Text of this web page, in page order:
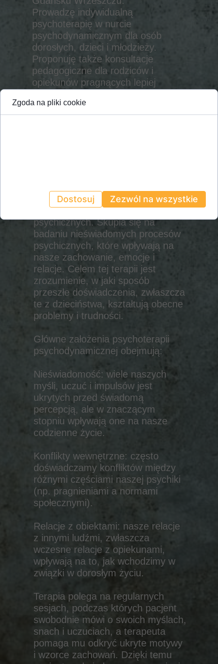
Freuda teorii ludzkiej psychiki i
metody leczenia zaburzeń
psychicznych. Skupia się na
badaniu nieświadomych procesów
psychicznych, które wpływają na
nasze zachowanie, emocje i
relacje. Celem tej terapii jest
zrozumienie, w jaki sposób
przeszłe doświadczenia, zwłaszcza
te z dzieciństwa, kształtują obecne
problemy i trudności.
Główne założenia psychoterapii
psychodynamicznej obejmują:
Nieświadomość: wiele naszych
myśli, uczuć i impulsów jest
ukrytych przed świadomą
percepcją, ale w znaczącym
stopniu wpływają one na nasze
codzienne życie.
Konflikty wewnętrzne: często
doświadczamy konfliktów między
różnymi częściami naszej psychiki
(np. pragnieniami a normami
społecznymi).
Relacje z obiektami: nasze relacje
z innymi ludźmi, zwłaszcza
wczesne relacje z opiekunami,
wpływają na to, jak wchodzimy w
związki w dorosłym życiu.
Terapia polega na regularnych
sesjach, podczas których pacjent
swobodnie mówi o swoich myślach,
snach i uczuciach, a terapeuta
pomaga mu odkryć ukryte motywy
i wzorce zachowań. Dzięki temu
Prowadzę indywidualną
psychoterapię w nurcie
psychodynamicznym dla osób
dorosłych, dzieci i młodzieży.
Proponuję także konsultacje
pedagogiczne dla rodziców i
opiekunów pragnących lepiej
dzieci/podopiecznych.
Zgoda na pliki cookie
Dostosuj Zezwól na wszystkie